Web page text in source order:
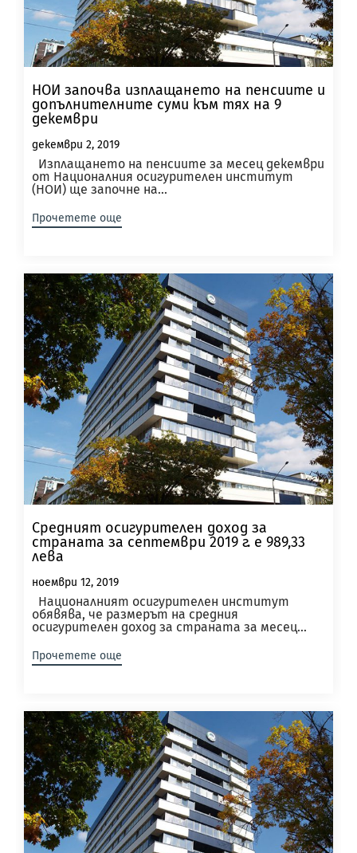
НОИ започва изплащането на пенсиите и
допълнителните суми към тях на 9
декември
декември 2, 2019
Изплащането на пенсиите за месец декември
от Националния осигурителен институт
(НОИ) ще започне на...
Прочетете още
Средният осигурителен доход за
страната за септември 2019 г. е 989,33
лева
ноември 12, 2019
Националният осигурителен институт
обявява, че размерът на средния
осигурителен доход за страната за месец...
Прочетете още